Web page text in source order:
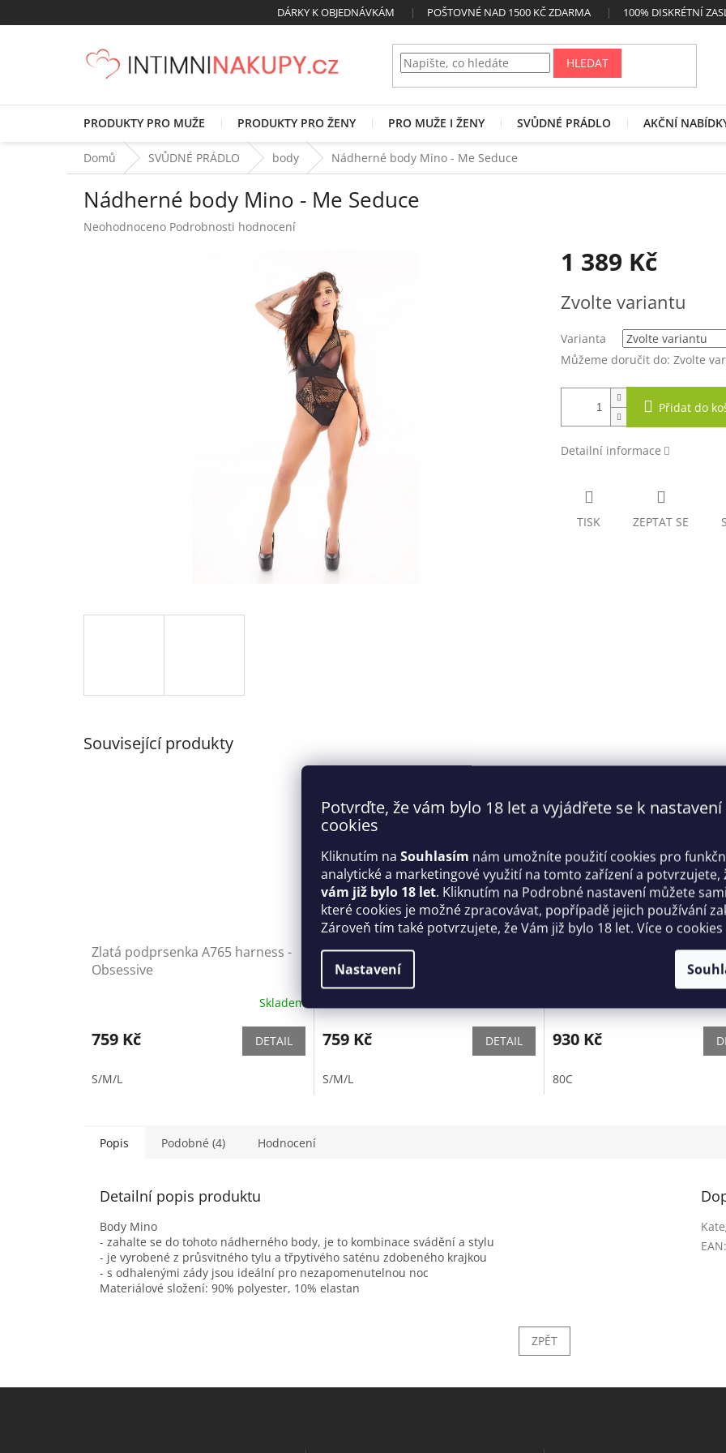
Potvrďte, že vám bylo 18 let a vyjádřete se k nastavení
cookies
Kliknutím na Souhlasím nám umožníte použití cookies pro
analytické a marketingové využití na tomto zařízení a potvrzujete,
vám již bylo 18 let. Kliknutím na Podrobné nastavení můžete
které cookies je možné zpracovávat, popřípadě jejich používání
Zároveň tím také potvrzujete, že Vám již bylo 18 let. Více o cookies
Nastavení
na
DÁRKY K OBJEDNÁVKÁM POŠTOVNÉ NAD 1500 KČ ZDARMA 100% DISKRÉTNÍ
HLEDAT
PRODUKTY PRO MUŽE PRODUKTY PRO ŽENY PRO MUŽE I ŽENY SVŮDNÉ PRÁDLO AKČNÍ
Domů SVŮDNÉ PRÁDLO body Nádherné body Mino - Me Seduce
Nádherné body Mino - Me Seduce
Průměrné
Neohodnoceno Podrobnosti hodnocení
1 389 Kč
cena:
Zvolte variantu
Varianta
Můžeme doručit do: Zvolte
Přidat do
Detailní informace
TISK ZEPTAT SE
Související produkty
Zlatá podprsenka A765 harness -
Obsessive
Skladem
759 Kč DETAIL
S/M/L
Zlatý podvazkový pás A764 garter
belt - Obsessive
759 Kč DETAIL
S/M/L
Dámský korzet 1063G -
930 Kč
80C
Popis Podobné (4) Hodnocení
Detailní popis produktu
Body Mino
- zahalte se do tohoto nádherného body, je to kombinace svádění a stylu
- je vyrobené z průsvitného tylu a třpytivého saténu zdobeného krajkou
- s odhalenými zády jsou ideální pro nezapomenutelnou noc
Materiálové složení: 90% polyester, 10% elastan
EAN:
ZPĚT
Z